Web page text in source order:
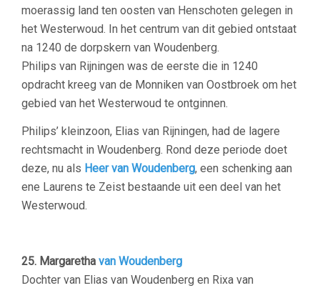
moerassig land ten oosten van Henschoten gelegen in
het Westerwoud. In het centrum van dit gebied ontstaat
na 1240 de dorpskern van Woudenberg.
Philips van Rijningen was de eerste die in 1240
opdracht kreeg van de Monniken van Oostbroek om het
gebied van het Westerwoud te ontginnen.
Philips’ kleinzoon, Elias van Rijningen, had de lagere
rechtsmacht in Woudenberg. Rond deze periode doet
deze, nu als Heer van Woudenberg, een schenking aan
ene Laurens te Zeist bestaande uit een deel van het
Westerwoud.
25. Margaretha van Woudenberg
Dochter van Elias van Woudenberg en Rixa van